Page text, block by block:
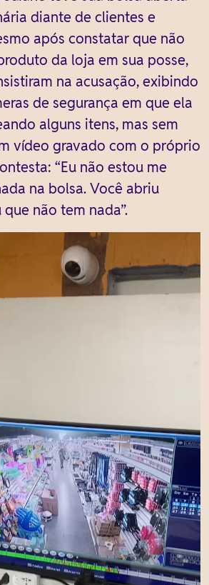
diante de clientes e
após constatar que não
da loja em sua posse,
na acusação, exibindo
de segurança em que ela
alguns itens, mas sem
vídeo gravado com o próprio
“Eu não estou me
na bolsa. Você abriu
não tem nada”.